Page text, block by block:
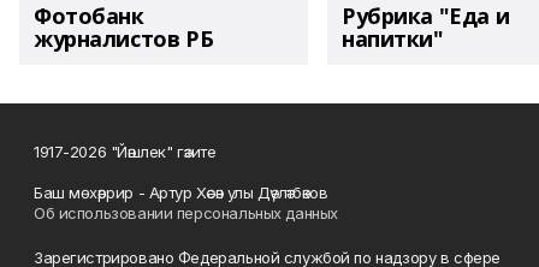
Фотобанк
журналистов РБ
Рубрика "Еда и
напитки"
1917-2026 "Йәшлек" гәзите
Баш мөхәррир - Артур Хәсән улы Дәүләтбәков
Об использовании персональных данных
Зарегистрировано Федеральной службой по надзору в сфере